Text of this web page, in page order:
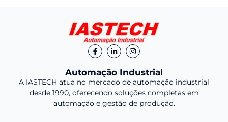
Automação Industrial
A IASTECH atua no mercado de automação industrial
desde 1990, oferecendo soluções completas em
automação e gestão de produção.